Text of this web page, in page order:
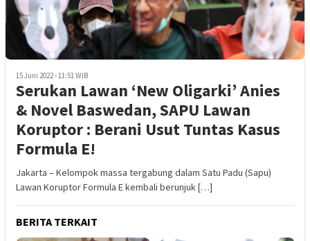
15 Juni 2022 - 11:51 WIB
Serukan Lawan ‘New Oligarki’ Anies
& Novel Baswedan, SAPU Lawan
Koruptor : Berani Usut Tuntas Kasus
Formula E!
Jakarta – Kelompok massa tergabung dalam Satu Padu (Sapu)
Lawan Koruptor Formula E kembali berunjuk […]
BERITA TERKAIT